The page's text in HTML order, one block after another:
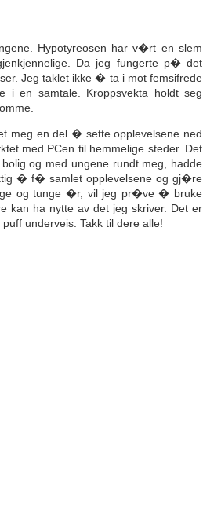
Hypotyreosen har v�rt en slem
Da jeg fungerte p� det
Jeg taklet ikke � ta i mot femsifrede
i en samtale. Kroppsvekta holdt seg
meg en del � sette opplevelsene ned
med PCen til hemmelige steder. Det
og med ungene rundt meg, hadde
� f� samlet opplevelsene og gj�re
og tunge �r, vil jeg pr�ve � bruke
kan ha nytte av det jeg skriver. Det er
underveis. Takk til dere alle!